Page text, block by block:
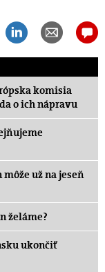
komisia
o ich nápravu
už na jeseň
želáme?
ukončiť